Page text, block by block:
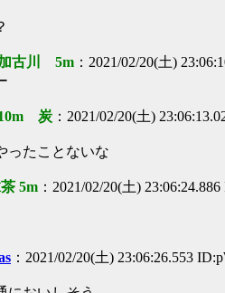
古川 5m ：2021/02/20(土)
炭 ：2021/02/20(土)
ったことないな
5m ：2021/02/20(土)
：2021/02/20(土) 23:06:26.553